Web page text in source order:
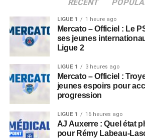
RÉCENT
LIGUE 1 1 heure ago
Mercato – Officiel : Le
ses jeunes
Ligue 2
LIGUE 1 3 heures ago
Mercato – Officiel :
jeunes espoirs pour
progression
LIGUE 1 16 heures ago
AJ Auxerre : Quel état
pour Rémy Labeau-